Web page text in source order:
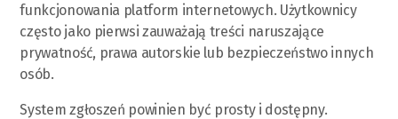
funkcjonowania platform internetowych. Użytkownicy
często jako pierwsi zauważają treści naruszające
prywatność, prawa autorskie lub bezpieczeństwo innych
osób.
System zgłoszeń powinien być prosty i dostępny.